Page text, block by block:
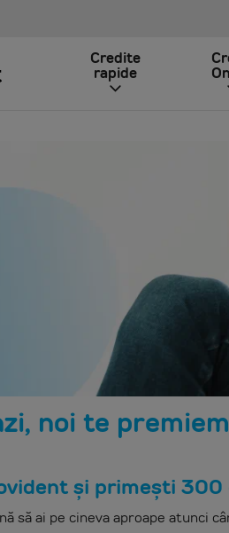
Credite
rapide
noi te premiem
și primești
să ai pe cineva aproape atunci